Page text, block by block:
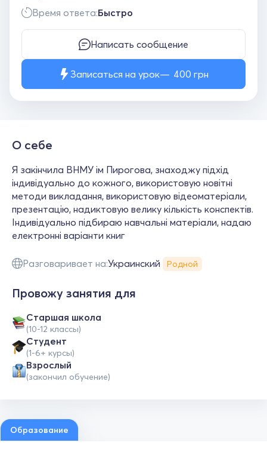
Время ответа:Быстро
Написать сообщение
Записаться на урок 400 грн
О себе
Я закінчила ВНМУ ім Пирогова, знаходжу підхід
індивідуально до кожного, використовую новітні
методи викладання, використовую відеоматеріали,
презентацію, надиктовую велику кількість конспектів.
Індивідуально підбираю навчальні матеріали, надаю
електронні варіанти книг
Разговаривает на:Украинский Родной
Провожу занятия для
Cтаршая школа
(10-12 классы)
Студент
(1-6+ курсы)
Взрослый
(закончил обучение)
Образование